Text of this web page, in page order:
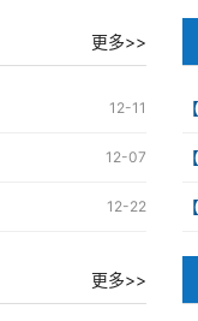
更多>>
12-11
12-07
12-22
更多>>